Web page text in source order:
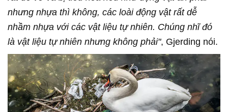
nhưng nhựa thì không, các loài động vật rất dễ
nhầm nhựa với các vật liệu tự nhiên. Chúng nhĩ đó
là vật liệu tự nhiên nhưng không phải", Gjerding nói.